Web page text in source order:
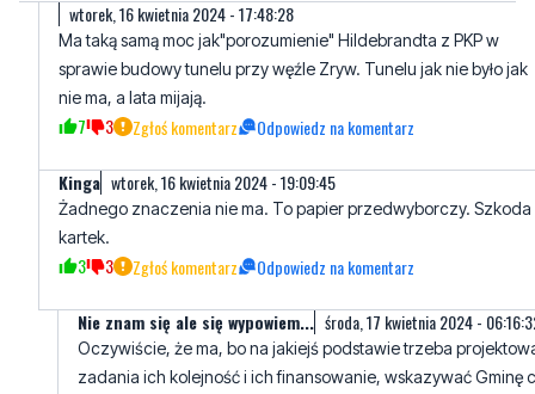
wtorek, 16 kwietnia 2024 - 17:48:28
Ma taką samą moc jak"porozumienie" Hildebrandta z PKP w
sprawie budowy tunelu przy węźle Zryw. Tunelu jak nie było jak
nie ma, a lata mijają.
7 3 Zgłoś komentarz Odpowiedz na komentarz
Kinga wtorek, 16 kwietnia 2024 - 19:09:45
Żadnego znaczenia nie ma. To papier przedwyborczy. Szkoda
kartek.
3 3 Zgłoś komentarz Odpowiedz na komentarz
Nie znam się ale się wypowiem... środa, 17 kwietnia 2024 -
Oczywiście, że ma, bo na jakiejś podstawie trzeba
zadania ich kolejność i ich finansowanie, wskazywać Gminę